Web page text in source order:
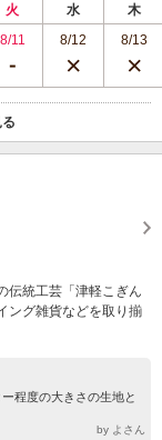
火 水
木
8/11 8/12 8/13
伝統工芸「津軽こぎん
ング雑貨などを取り揃
程度の大きさの生地と
by よさん